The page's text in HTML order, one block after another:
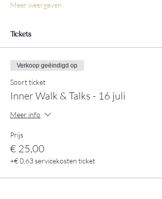
Meer weergeven
Tickets
Verkoop geëindigd op
Soort ticket
Inner Walk & Talks - 16 juli
Meer info
Prijs
€ 25,00
+€ 0,63 servicekosten ticket